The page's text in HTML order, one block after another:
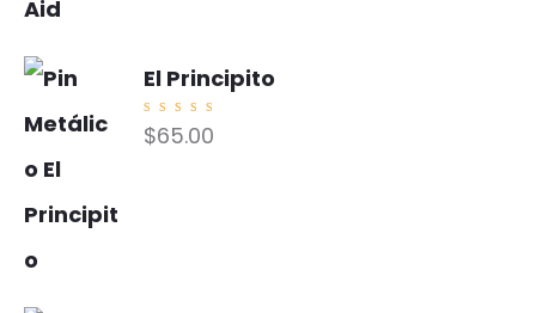
El Principito
Valorad
o con
5.00
$65.00